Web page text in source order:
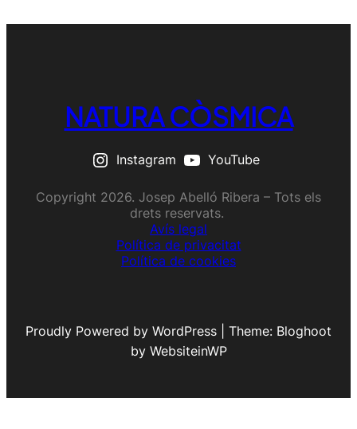
NATURA CÒSMICA
Instagram YouTube
Copyright 2026. Josep Abelló Ribera – Tots els
drets reservats.
Avís legal
Política de privacitat
Política de cookies
Proudly Powered by WordPress | Theme: Bloghoot
by WebsiteinWP